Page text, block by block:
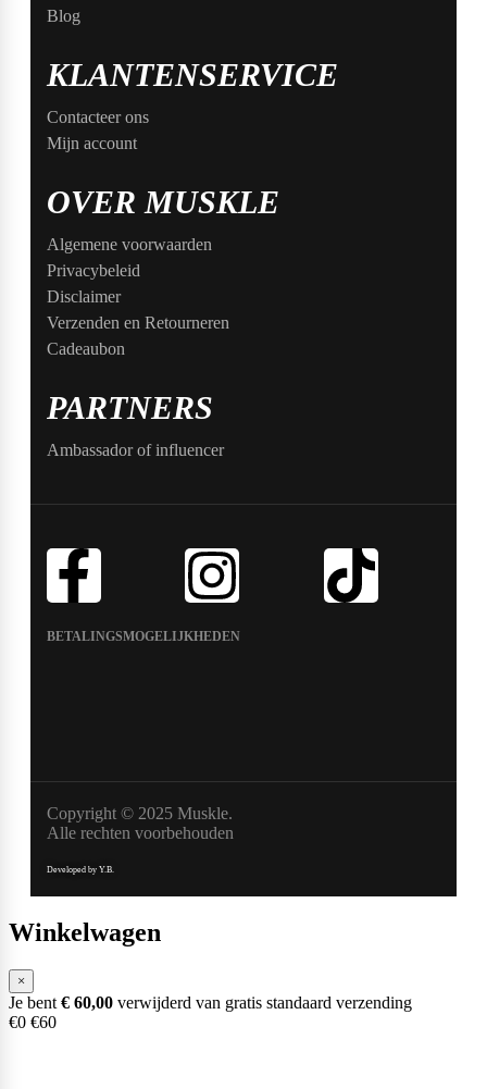
Blog
KLANTENSERVICE
Contacteer ons
Mijn account
OVER MUSKLE
Algemene voorwaarden
Privacybeleid
Disclaimer
Verzenden en Retourneren
Cadeaubon
PARTNERS
Ambassador of influencer
BETALINGSMOGELIJKHEDEN
Copyright © 2025 Muskle.
Alle rechten voorbehouden
Developed by Y.B.
Winkelwagen
×
Je bent € 60,00 verwijderd van gratis standaard verzending
€0 €60